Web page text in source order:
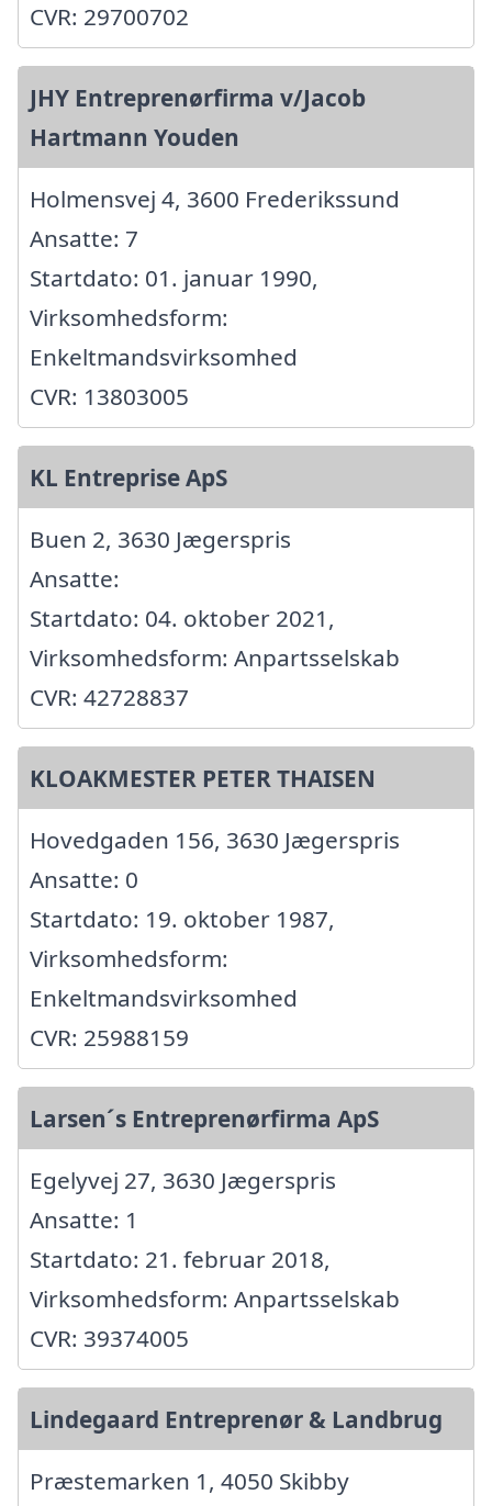
CVR: 29700702
JHY Entreprenørfirma v/Jacob
Hartmann Youden
Holmensvej 4, 3600 Frederikssund
Ansatte: 7
Startdato: 01. januar 1990,
Virksomhedsform:
Enkeltmandsvirksomhed
CVR: 13803005
KL Entreprise ApS
Buen 2, 3630 Jægerspris
Ansatte:
Startdato: 04. oktober 2021,
Virksomhedsform: Anpartsselskab
CVR: 42728837
KLOAKMESTER PETER THAISEN
Hovedgaden 156, 3630 Jægerspris
Ansatte: 0
Startdato: 19. oktober 1987,
Virksomhedsform:
Enkeltmandsvirksomhed
CVR: 25988159
Larsen´s Entreprenørfirma ApS
Egelyvej 27, 3630 Jægerspris
Ansatte: 1
Startdato: 21. februar 2018,
Virksomhedsform: Anpartsselskab
CVR: 39374005
Lindegaard Entreprenør & Landbrug
Præstemarken 1, 4050 Skibby